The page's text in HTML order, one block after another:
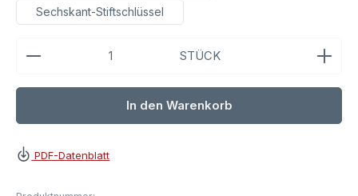
Sechskant-Stiftschlüssel
Produkt Anzahl: Gib den gewünschten Wert ein
STÜCK
In den Warenkorb
PDF-Datenblatt